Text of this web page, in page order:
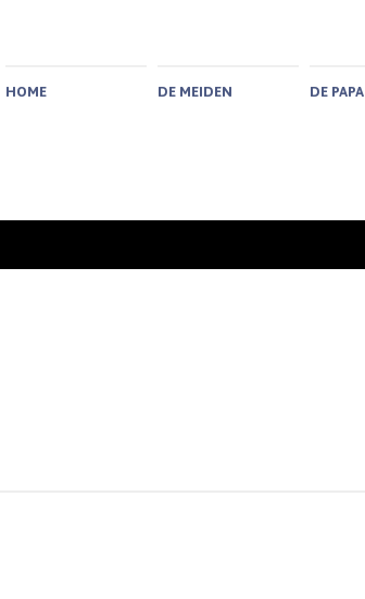
HOME DE MEIDEN DE PAPA